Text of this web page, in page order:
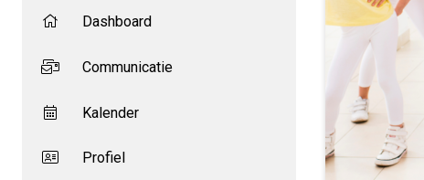
Dashboard
Communicatie
Kalender
Profiel